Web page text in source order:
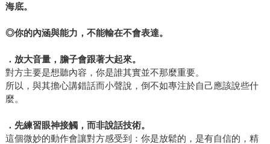
海底。
◎你的內涵與能力，不能輸在不會表達。
．放大音量，膽子會跟著大起來。
對方主要是想聽內容，你是誰其實並不那麼重要。
所以，與其擔心講錯話而小聲說，倒不如專注於自己應該說些什
麼。
．先練習眼神接觸，而非說話技術。
這個微妙的動作會讓對方感受到：你是放鬆的，是有自信的，精